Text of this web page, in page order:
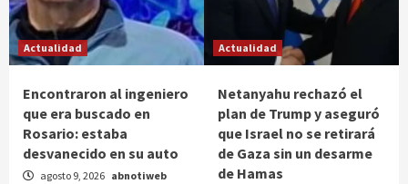
Actualidad
Encontraron al ingeniero
que era buscado en
Rosario: estaba
desvanecido en su auto
agosto 9, 2026 abnotiweb
Actualidad
Netanyahu rechazó el
plan de Trump y aseguró
que Israel no se retirará
de Gaza sin un desarme
de Hamas